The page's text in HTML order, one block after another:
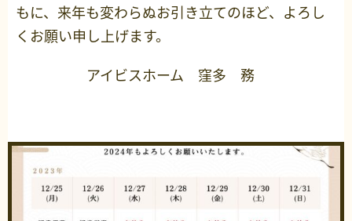
もに、来年も変わらぬお引き立てのほど、よろし
くお願い申し上げます。
アイビスホーム 窪多 務